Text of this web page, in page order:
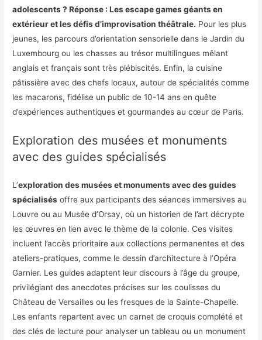
adolescents ? Réponse : Les escape games géants en
extérieur et les défis d’improvisation théâtrale. Pour les plus
jeunes, les parcours d’orientation sensorielle dans le Jardin du
Luxembourg ou les chasses au trésor multilingues mêlant
anglais et français sont très plébiscités. Enfin, la cuisine
pâtissière avec des chefs locaux, autour de spécialités comme
les macarons, fidélise un public de 10-14 ans en quête
d’expériences authentiques et gourmandes au cœur de Paris.
Exploration des musées et monuments
avec des guides spécialisés
L’exploration des musées et monuments avec des guides
spécialisés offre aux participants des séances immersives au
Louvre ou au Musée d’Orsay, où un historien de l’art décrypte
les œuvres en lien avec le thème de la colonie. Ces visites
incluent l’accès prioritaire aux collections permanentes et des
ateliers-pratiques, comme le dessin d’architecture à l’Opéra
Garnier. Les guides adaptent leur discours à l’âge du groupe,
privilégiant des anecdotes précises sur les coulisses du
Château de Versailles ou les fresques de la Sainte-Chapelle.
Les enfants repartent avec un carnet de croquis complété et
des clés de lecture pour analyser un tableau ou un monument